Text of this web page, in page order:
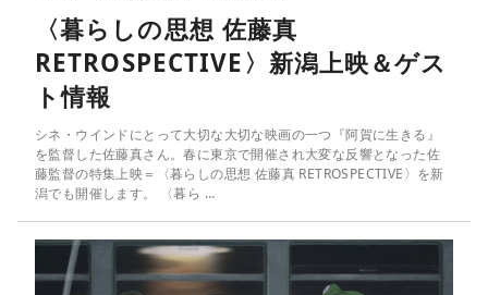
〈暮らしの思想 佐藤真
RETROSPECTIVE〉新潟上映＆ゲス
ト情報
シネ・ウインドにとって大切な大切な映画の一つ『阿賀に生きる』
を監督した佐藤真さん。春に東京で開催され大変な反響となった佐
藤監督の特集上映＝〈暮らしの思想 佐藤真 RETROSPECTIVE〉を新
潟でも開催します。 〈暮ら …